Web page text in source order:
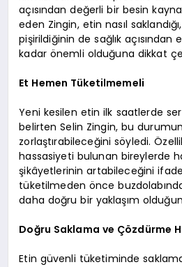
açısından değerli bir besin
eden Zingin, etin nasıl
pişirildiğinin de sağlık
kadar önemli olduğuna dikkat
Et Hemen Tüketilmemeli
Yeni kesilen etin ilk saatlerde
belirten Selin Zingin, bu
zorlaştırabileceğini söyledi.
hassasiyeti bulunan bireylerde
şikâyetlerinin artabileceğini
tüketilmeden önce
daha doğru bir yaklaşım
Doğru Saklama ve Çözdürme
Etin güvenli tüketiminde